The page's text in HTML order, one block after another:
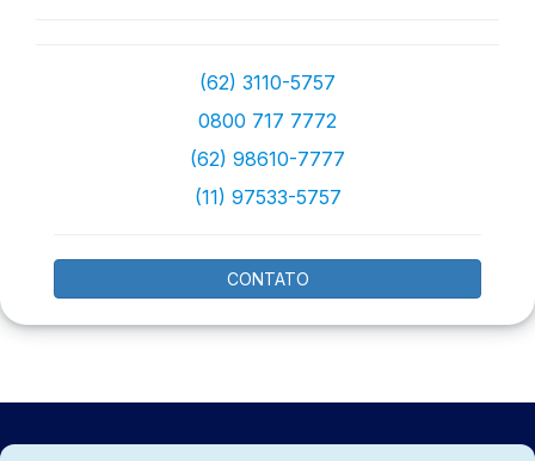
(62) 3110-5757
0800 717 7772
(62) 98610-7777
(11) 97533-5757
CONTATO